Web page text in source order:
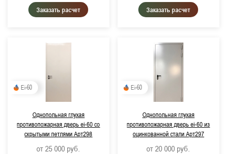
Заказать расчет Заказать расчет
Ei-60
Однопольная глухая
противопожарная дверь ei-60 со
скрытыми петлями Арт298
от 25 000 руб.
Ei-60
Однопольная глухая
противопожарная дверь ei-60 из
оцинкованной стали Арт297
от 20 000 руб.